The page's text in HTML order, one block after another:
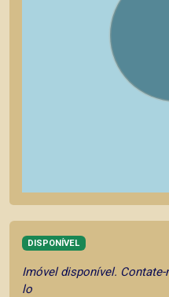
DISPONÍVEL
Imóvel disponível.
lo